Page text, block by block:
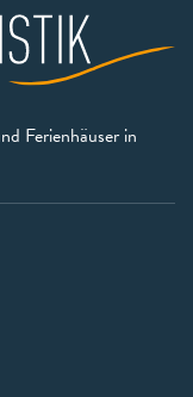
Ferienhäuser in